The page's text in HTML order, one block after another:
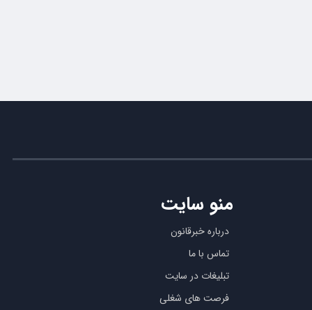
درباره خبرقانون
تماس با ما
تبلیغات در سایت
فرصت های شغلی
منو سایت